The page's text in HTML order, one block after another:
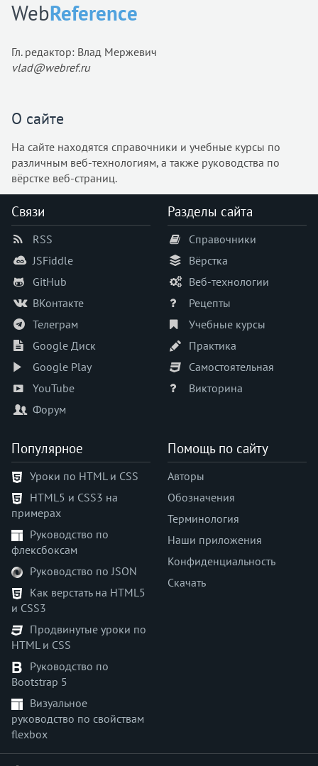
object-fit
opacity
order
outline-color
outline-offset
outline-style
outline-width
overflow-block
overflow-inline
overflow-x
overflow-y
padding-block-end
padding-block-start
padding-bottom
padding-inline
padding-inline-end
padding-right
padding-top
page-break-after
page-break-before
page-break-inside
perspective
perspective-origin
place-content
place-items
place-self
pointer-events
position
quotes
resize
right
row-gap
scroll-behavior
WebReference
Гл. редактор: Влад Мержевич
vlad@webref.ru
О сайте
На сайте находятся справочники и учебные курсы по
различным веб-технологиям, а также руководства по
вёрстке веб-страниц.
Связи
RSS
JSFiddle
GitHub
ВКонтакте
Телеграм
Google Диск
Google Play
YouTube
Форум
Разделы сайта
Справочники
Вёрстка
Веб-технологии
Рецепты
Учебные курсы
Практика
Самостоятельная
Викторина
Популярное
Уроки по HTML и CSS
HTML5 и CSS3 на
примерах
Руководство по
флексбоксам
Руководство по JSON
Как верстать на HTML5
и CSS3
Продвинутые уроки по
HTML и CSS
Руководство по
Bootstrap 5
Визуальное
руководство по свойствам
flexbox
Помощь по сайту
Авторы
Обозначения
Терминология
Наши приложения
Конфиденциальность
Скачать